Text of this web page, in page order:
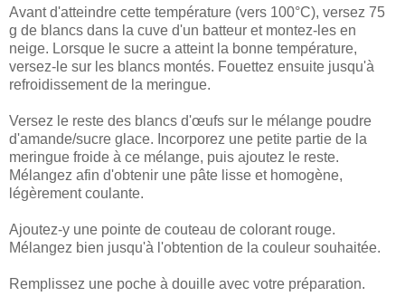
Avant d'atteindre cette température (vers 100°C), versez 75
g de blancs dans la cuve d'un batteur et montez-les en
neige. Lorsque le sucre a atteint la bonne température,
versez-le sur les blancs montés. Fouettez ensuite jusqu'à
refroidissement de la meringue.
Versez le reste des blancs d'œufs sur le mélange poudre
d'amande/sucre glace. Incorporez une petite partie de la
meringue froide à ce mélange, puis ajoutez le reste.
Mélangez afin d'obtenir une pâte lisse et homogène,
légèrement coulante.
Ajoutez-y une pointe de couteau de colorant rouge.
Mélangez bien jusqu'à l'obtention de la couleur souhaitée.
Remplissez une poche à douille avec votre préparation.